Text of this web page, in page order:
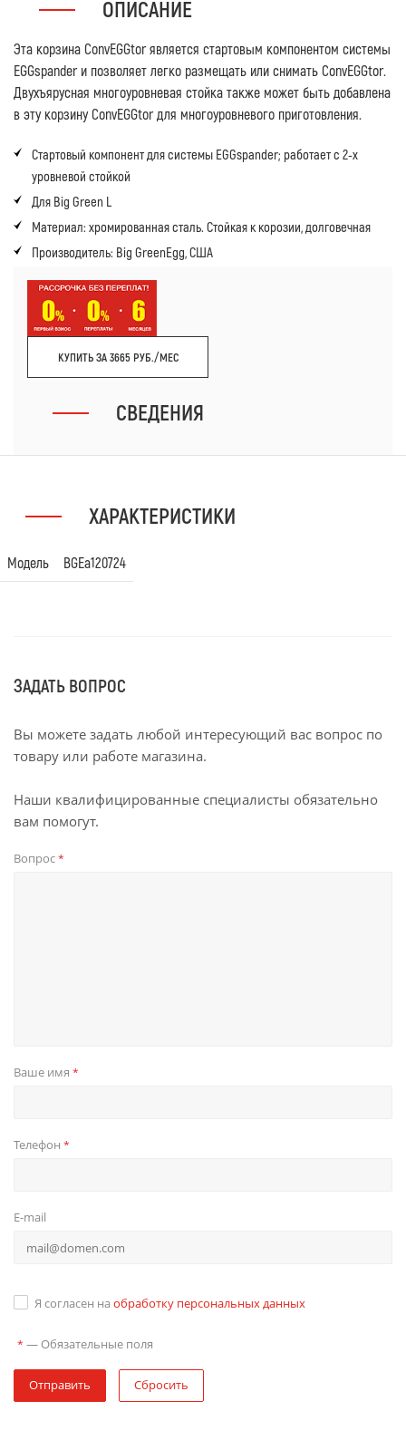
ОПИСАНИЕ
Эта корзина ConvEGGtor является стартовым компонентом системы
EGGspander и позволяет легко размещать или снимать ConvEGGtor.
Двухъярусная многоуровневая стойка также может быть добавлена
​​в эту корзину ConvEGGtor для многоуровневого приготовления.
Стартовый компонент для системы EGGspander; работает с 2-х
уровневой стойкой
Для Big Green L
Материал: хромированная сталь. Стойкая к корозии, долговечная
Производитель: Big GreenEgg, США
КУПИТЬ ЗА 3665 РУБ./МЕС
СВЕДЕНИЯ
ХАРАКТЕРИСТИКИ
Модель BGEa120724
ЗАДАТЬ ВОПРОС
Вы можете задать любой интересующий вас вопрос по
товару или работе магазина.
Наши квалифицированные специалисты обязательно
вам помогут.
Вопрос*
Ваше имя *
Телефон *
E-mail
Я согласен на обработку персональных данных
* — Обязательные поля
Отправить Сбросить